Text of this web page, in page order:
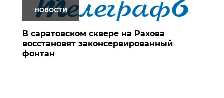
НОВОСТИ
В саратовском сквере на Рахова
восстановят законсервированный
фонтан